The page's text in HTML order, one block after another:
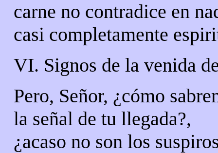
carne no contradice en
casi completamente
VI. Signos de la venida
Pero, Señor, ¿cómo
la señal de tu llegada?,
¿acaso no son los